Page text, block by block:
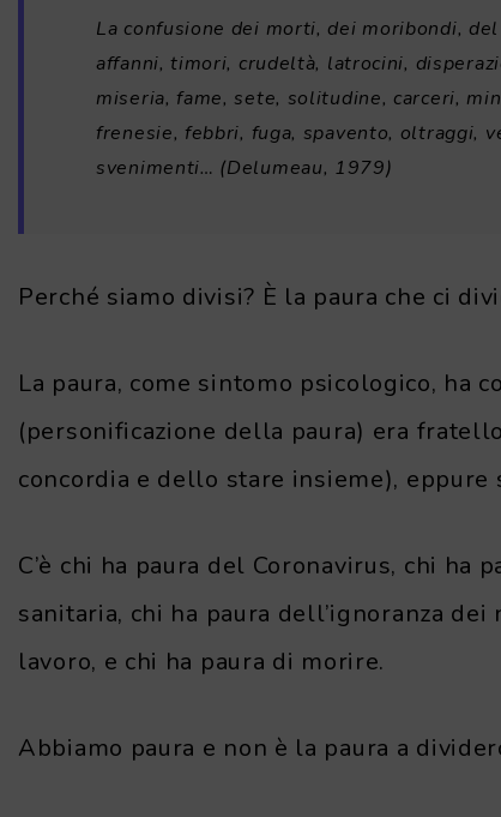
La confusione dei morti, dei moribondi,
affanni, timori, crudeltà, latrocini,
miseria, fame, sete, solitudine, carceri,
frenesie, febbri, fuga, spavento, oltraggi,
svenimenti… (Delumeau, 1979)
Perché siamo divisi? È la paura che ci
La paura, come sintomo psicologico, ha
(personificazione della paura) era
concordia e dello stare insieme), eppure
C’è chi ha paura del Coronavirus, chi ha
sanitaria, chi ha paura dell’ignoranza
lavoro, e chi ha paura di morire.
Abbiamo paura e non è la paura a